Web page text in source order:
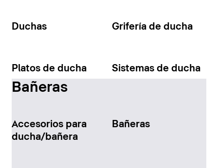
Duchas Grifería de ducha
Platos de ducha Sistemas de ducha
Bañeras
Accesorios para
ducha/bañera
Bañeras